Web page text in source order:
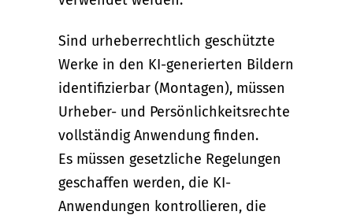
Sind urheberrechtlich geschützte
Werke in den KI-generierten Bildern
identifizierbar (Montagen), müssen
Urheber- und Persönlichkeitsrechte
vollständig Anwendung finden.
Es müssen gesetzliche Regelungen
geschaffen werden, die KI-
Anwendungen kontrollieren, die